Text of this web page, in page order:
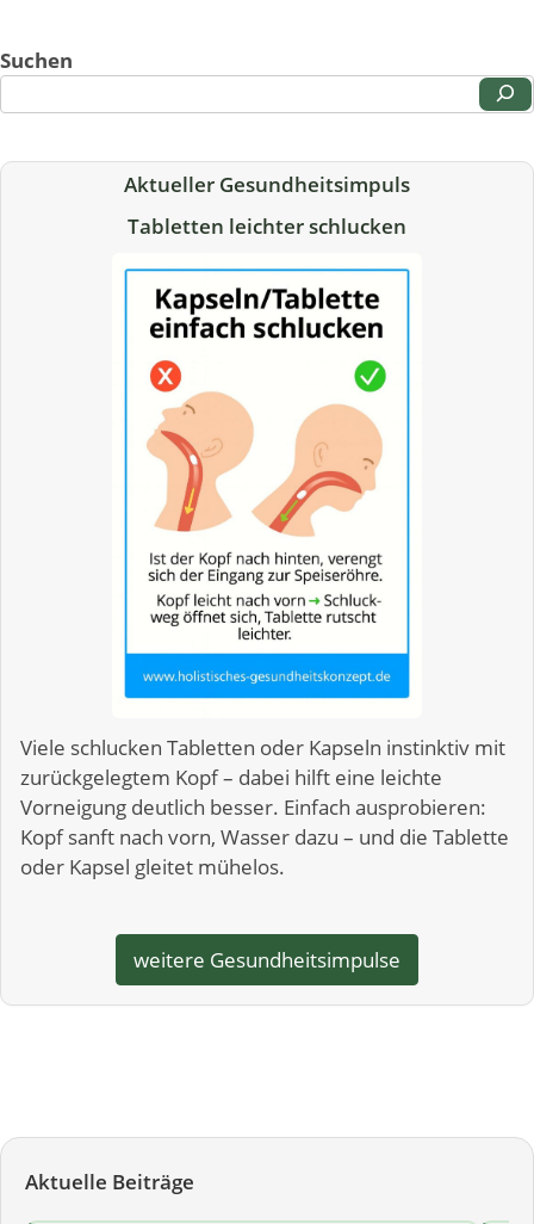
Suchen
Aktueller Gesundheitsimpuls
Tabletten leichter schlucken
Viele schlucken Tabletten oder Kapseln instinktiv mit
zurückgelegtem Kopf – dabei hilft eine leichte
Vorneigung deutlich besser. Einfach ausprobieren:
Kopf sanft nach vorn, Wasser dazu – und die Tablette
oder Kapsel gleitet mühelos.
weitere Gesundheitsimpulse
Aktuelle Beiträge